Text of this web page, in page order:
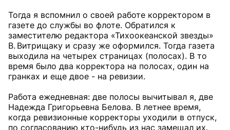
Тогда я вспомнил о своей работе корректором в
газете до службы во флоте. Обратился к
заместителю редактора «Тихоокеанской звезды»
В. Витрищаку и сразу же оформился. Тогда газета
выходила на четырех страницах (полосах). В то
время было два корректора на полосах, один на
гранках и еще двое - на ревизии.
Работа ежедневная: две полосы вычитывал я, две
Надежда Григорьевна Белова. В летнее время,
когда ревизионные корректоры уходили в отпуск,
по согласованию кто-нибудь из нас замещал их.